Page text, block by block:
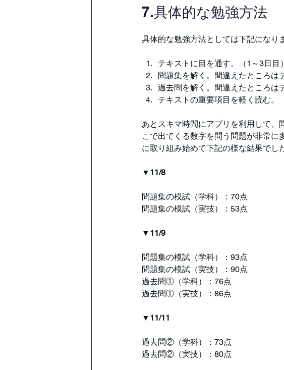
7.具体的な勉強方法
具体的な勉強方法としては下記になり
テキストに目を通す。（1～3日目）
問題集を解く。間違えたところは
過去問を解く。間違えたところは
テキストの重要項目を軽く読む。
あとスキマ時間にアプリを利用して、
こで出てくる数字を問う問題が非常
に取り組み始めて下記の様な結果でし
▼11/8
問題集の模試（学科）：70点
問題集の模試（実技）：53点
▼11/9
問題集の模試（学科）：93点
問題集の模試（実技）：90点
過去問①（学科）：76点
過去問①（実技）：86点
▼11/11
過去問②（学科）：73点
過去問②（実技）：80点